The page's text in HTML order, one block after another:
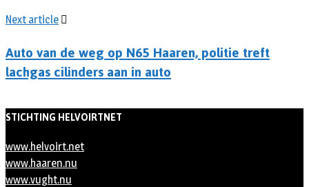
Next article
Auto van de weg op N65 Haaren, politie treft
lachgas cilinders aan in auto
STICHTING HELVOIRTNET
www.helvoirt.net
www.haaren.nu
www.vught.nu